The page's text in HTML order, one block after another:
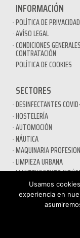
INFORMACIÓN
POLÍTICA DE PRIVACIDAD
AVÍSO LEGAL
CONDICIONES
CONTRATACIÓN
POLÍTICA DE COOKIES
SECTORES
DESINFECTANTES
HOSTELERÍA
AUTOMOCIÓN
NÁUTICA
MAQUINARIA
LIMPIEZA URBANA
MANTENIMIENTO
LIMPIEZA PARA EL HOGAR
QUÍMICOS DE LIMPIEZA
ECOLÓGICOS
Usamos
experiencia en